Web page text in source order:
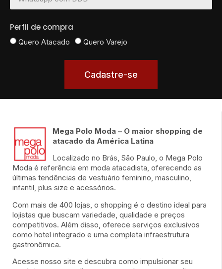
Perfil de compra
Quero Atacado Quero Varejo
Cadastre-se
Mega Polo Moda – O maior shopping de
atacado da América Latina
Localizado no Brás, São Paulo, o Mega Polo
Moda é referência em moda atacadista, oferecendo as
últimas tendências de vestuário feminino, masculino,
infantil, plus size e acessórios.
Com mais de 400 lojas, o shopping é o destino ideal para
lojistas que buscam variedade, qualidade e preços
competitivos. Além disso, oferece serviços exclusivos
como hotel integrado e uma completa infraestrutura
gastronômica.
Acesse nosso site e descubra como impulsionar seu